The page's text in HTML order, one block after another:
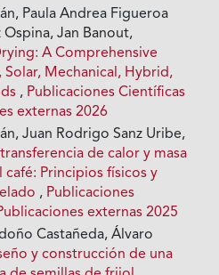
Paula Andrea Figueroa
Ospina, Jan Banout,
A Comprehensive
Solar, Mechanical, Hybrid,
, Publicaciones Científicas
externas 2026
Juan Rodrigo Sanz Uribe,
de calor y masa
Principios físicos y
, Publicaciones
externas 2025
Castañeda, Álvaro
y construcción de una